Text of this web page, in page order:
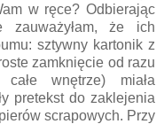
w ręce? Odbierając
zauważyłam, że ich
sztywny kartonik z
zamknięcie od razu
wnętrze) miała
pretekst do zaklejenia
scrapowych. Przy